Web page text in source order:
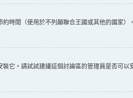
時間（使用於不列顛聯合王國或其他的國家
它。請試試建議這個討論區的管理員是否可